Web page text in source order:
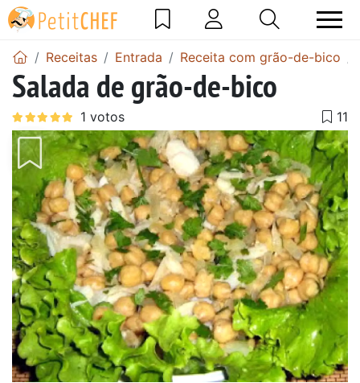
Receitas Entrada Receita com grão-de-bico
Salada de grão-de-bico